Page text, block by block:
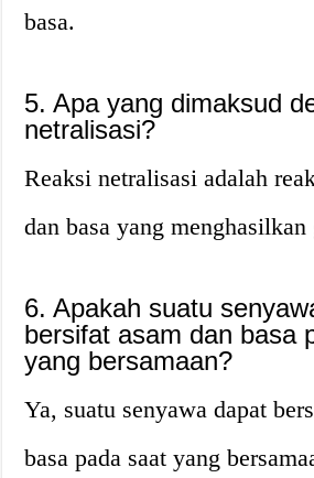
basa.
5. Apa yang dimaksud
netralisasi?
Reaksi netralisasi adalah
dan basa yang menghasilkan
6. Apakah suatu
bersifat asam dan basa
yang bersamaan?
Ya, suatu senyawa dapat
basa pada saat yang